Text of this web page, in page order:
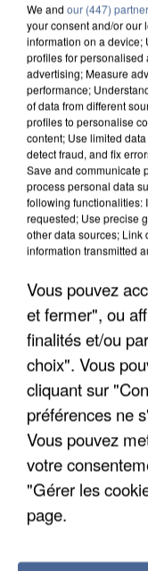
INTERPELLÉ EN
We and our (447)
your consent and/or our
information on a device;
profiles for personalised
advertising; Measure
performance;
of data from different
profiles to personalise
content; Use limited
detect fraud, and fix
Save and communicate
process personal data
following functionalities:
requested; Use precise
other data sources; Link
information transmitted
Vous pouvez
et fermer", ou
finalités et/ou
choix". Vous
cliquant sur
préférences ne
Vous pouvez
votre
"Gérer les
page.